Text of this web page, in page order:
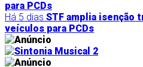
Há 5 dias STF amplia isenção
veículos para PCDs